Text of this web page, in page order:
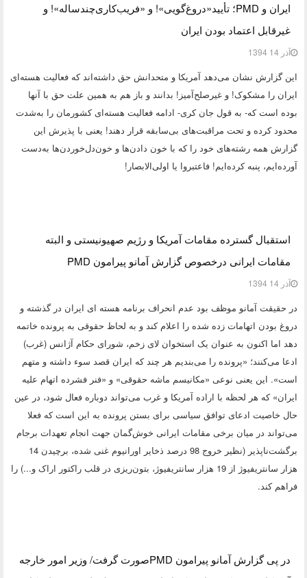
ایران و PMD؛ تأیید«دروغ‌گویی»! و «فریب‌کاری‌چند‌ساله»! و
غیرقابل اعتماد بودن ایران
آذر 14 1394
این گزارش نشان می‌دهد آمریکا و متحدانش حق داشته‌اند که فعالیت هسته‌ای
ایران را مشکوک! و غیرصلح‌آمیز! بدانند و باز هم به همین علت حق با آنها
بوده است که- به قول جان کری- ادامه فعالیت هسته‌ای کشورمان را به‌شدت
محدود کرده و تحت مراقبت‌های بی‌سابقه قرار دهند! یعنی با پذیرش این
گزارش همه رشته‌های خود را که با خون دادن‌ها و خون‌دل‌خوردن‌ها به‌دست
آورده‌ایم، پنبه کرده‌ایم! فاعتبروا یا اولی‌الابصار!
استقبال گسترده مقامات آمریکا و رژیم صهیونیستی و البته
مقامات ایرانی درخصوص گزارش آمانو پیرامون PMD
آذر 14 1394
در حقیقت آمانو موظف بود عدم انحراف برنامه هسته ای ایران در گذشته و
دروغ بودن اتهامات زده شده را اعلام کند و به لحاظ حقوقی به پرونده خاتمه
دهد اما اکنون به عنوان یک استخوان‌ لای زخم، شورای حکام آژانس (غرب)
ادعا می‌کنند؛ «پرونده را می‌بندیم هر چند که ایران قصد سوء داشته و متهم
است». این یعنی نوعی «مکانیسم ماشه حقوقی» و «فنر فشرده اتهام علیه
ایران» که هر لحظه با اراده آمریکا و غرب می‌تواند دوباره فعال شود، در عین
حال خاصیت ادعای توافق سیاسی برای بستن پرونده به این است که فعلا
می‌تواند در میان برخی مقامات ایرانی خوش‌گمان جهت انجام تعهدات برجام
برگشت‌ناپذیر (نظیر خروج 98 درصد ذخایر اورانیوم غنی شده، برچیدن 14
هزار سانتریفیوژ از 19 هزار سانتریفیوژ، بتون‌ریزی در قلب راکتور اراک و...) را
فراهم کند.
در پی گزارش آمانو پیرامون PMDصورت گرفت/ وزیر امور خارجه